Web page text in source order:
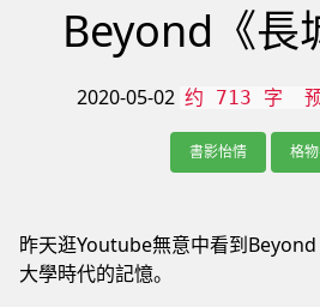
Beyond《長
2020-05-02 约 713 字
書影怡情 格
昨天逛Youtube無意中看到
大學時代的記憶。